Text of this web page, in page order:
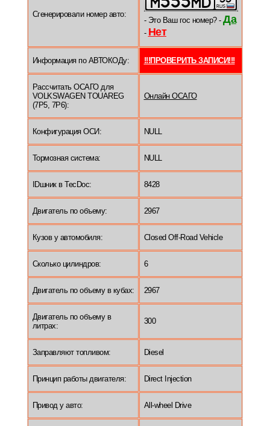
Сгенерировали номер авто:
- Это Ваш гос номер? - Да
- Нет
Информация по АВТОКОДу: !!!ПРОВЕРИТЬ ЗАПИСИ!!!
Рассчитать ОСАГО для
VOLKSWAGEN TOUAREG
(7P5, 7P6):
Онлайн ОСАГО
Конфигурация ОСИ: NULL
Тормозная система: NULL
IDшник в TecDoc: 8428
Двигатель по объему: 2967
Кузов у автомобиля: Closed Off-Road Vehicle
Сколько цилиндров: 6
Двигатель по объему в кубах: 2967
Двигатель по объему в
литрах:
300
Заправляют топливом: Diesel
Принцип работы двигателя: Direct Injection
Привод у авто: All-wheel Drive